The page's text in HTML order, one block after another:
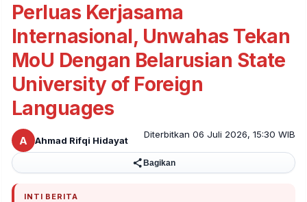
Perluas Kerjasama
Internasional, Unwahas Tekan
MoU Dengan Belarusian State
University of Foreign
Languages
A Ahmad Rifqi Hidayat
Diterbitkan 06 Juli 2026, 15:30 WIB
Bagikan
INTI BERITA